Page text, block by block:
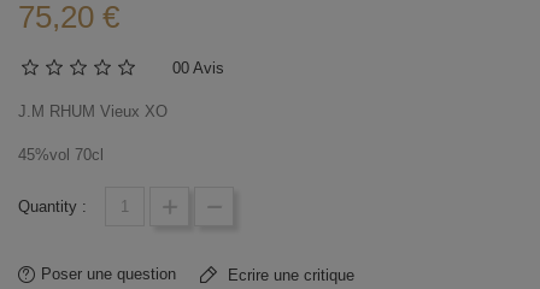
75,20 €
00 Avis
J.M RHUM Vieux XO
45%vol 70cl
Quantity :
Poser une question Ecrire une critique